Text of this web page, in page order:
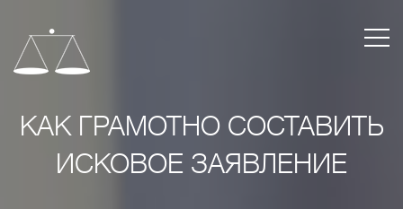
КАК ГРАМОТНО СОСТАВИТЬ
ИСКОВОЕ ЗАЯВЛЕНИЕ